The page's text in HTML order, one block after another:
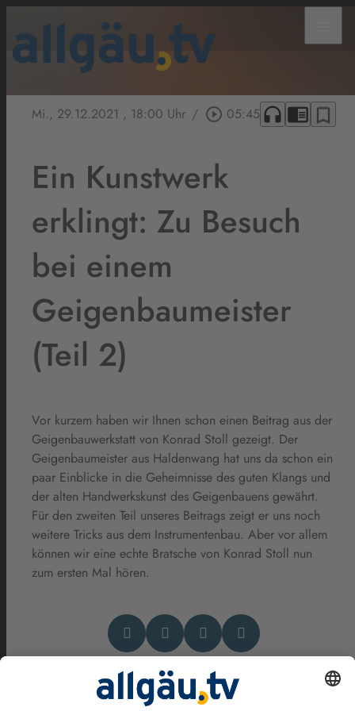
Mi., 29.12.2021 , 18:00 Uhr / play_circle_outline 05:45 headphones chrome_reader_mode bookmark_border
Ein Kunstwerk
erklingt: Zu Besuch
bei einem
Geigenbaumeister
(Teil 2)
Vor kurzem haben wir Ihnen schon einen Beitrag aus der
Geigenbauwerkstatt von Konrad Stoll gezeigt. Der
Geigenbaumeister aus Haldenwang hat uns da schon ein
paar Einblicke in die Geheimnisse des guten Klangs und
der alten Handwerkskunst des Geigenbauens gewährt.
Für den zweiten Teil unseres Beitrags zeigt er uns noch
weitere Tricks aus dem Instrumentenbau. Aber vor allem
können wir eine echte Bratsche von Konrad Stoll nun
zum ersten Mal hören.